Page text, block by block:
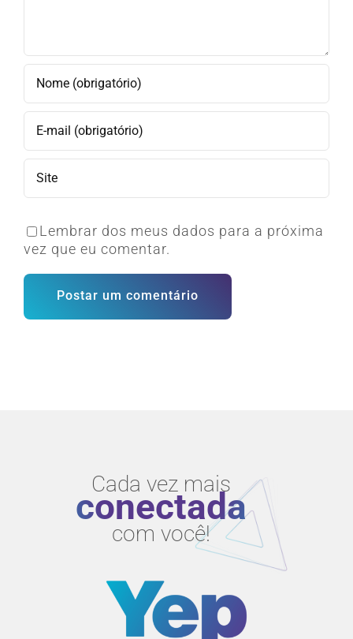
Lembrar dos meus dados para a próxima
vez que eu comentar.
Cada vez mais
conectada
com você!